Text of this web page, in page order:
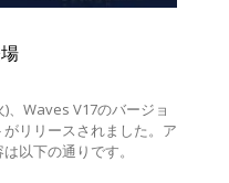
、Waves V17のバージョ
リリースされました。ア
以下の通りです。